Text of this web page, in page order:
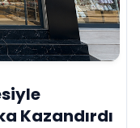
Kazandırdı